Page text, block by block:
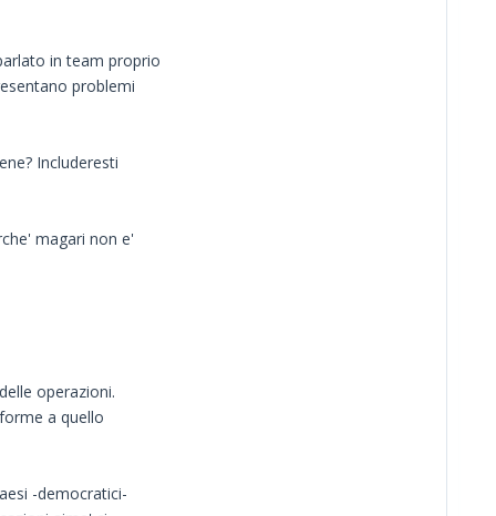
in team proprio
problemi
Includeresti
magari non e'
operazioni.
a quello
-democratici-